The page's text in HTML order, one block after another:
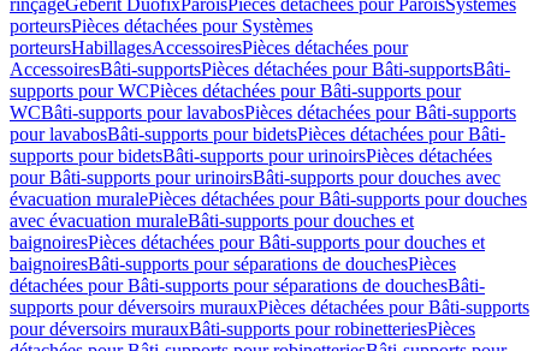
rinçageGeberit DuofixParoisPièces détachées pour ParoisSystèmes
porteursPièces détachées pour Systèmes
porteursHabillagesAccessoiresPièces détachées pour
AccessoiresBâti-supportsPièces détachées pour Bâti-supportsBâti-
supports pour WCPièces détachées pour Bâti-supports pour
WCBâti-supports pour lavabosPièces détachées pour Bâti-supports
pour lavabosBâti-supports pour bidetsPièces détachées pour Bâti-
supports pour bidetsBâti-supports pour urinoirsPièces détachées
pour Bâti-supports pour urinoirsBâti-supports pour douches avec
évacuation muralePièces détachées pour Bâti-supports pour douches
avec évacuation muraleBâti-supports pour douches et
baignoiresPièces détachées pour Bâti-supports pour douches et
baignoiresBâti-supports pour séparations de douchesPièces
détachées pour Bâti-supports pour séparations de douchesBâti-
supports pour déversoirs murauxPièces détachées pour Bâti-supports
pour déversoirs murauxBâti-supports pour robinetteriesPièces